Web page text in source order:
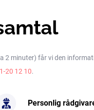
2 minuter) får vi den
20 12 10.
Personlig